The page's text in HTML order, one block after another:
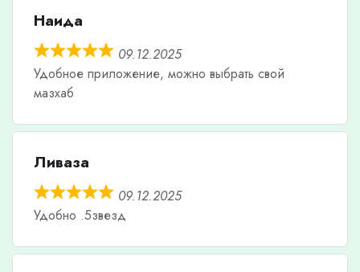
Наида
09.12.2025
Удобное приложение, можно выбрать свой
мазхаб
Ливаза
09.12.2025
Удобно .5звезд